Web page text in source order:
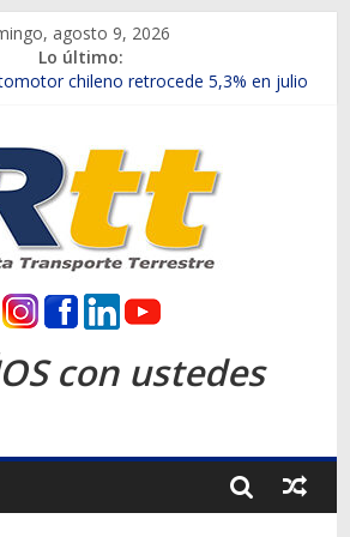
agosto 9, 2026
Lo último:
internacional en lanzar la nueva
electrificados de Chevrolet en el Biobío
con nuevas sucursales en Rancagua y
presentó la recién estrenada Bolden en
2026
con ustedes